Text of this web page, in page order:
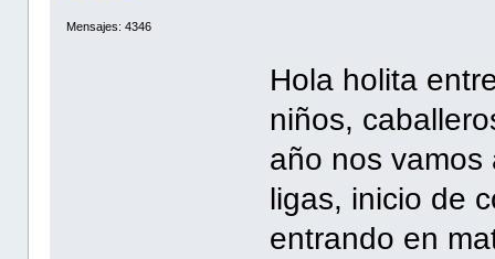
Mensajes: 4346
Hola holita
niños,
año nos
ligas, inicio de
entrando en